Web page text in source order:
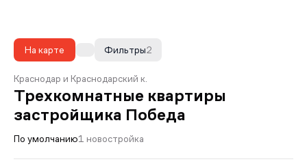
На карте 2
Фильтры
Краснодар и Краснодарский к.
Трехкомнатные квартиры
застройщика Победа
По умолчанию1 новостройка